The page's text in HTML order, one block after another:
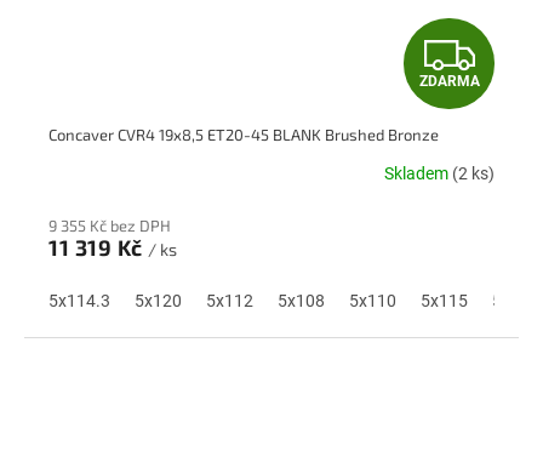
Z
D
A
A
ZDARMA
Concaver CVR4 19x8,5 ET20-45 BLANK Brushed Bronze
Skladem (2 ks)
9 355 Kč bez DPH
11 319 Kč / ks
5x114.3 5x120 5x112 5x108 5x110 5x115 5x118